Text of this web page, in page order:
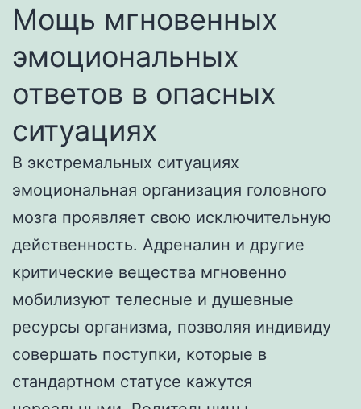
Мощь мгновенных
эмоциональных
ответов в опасных
ситуациях
В экстремальных ситуациях
эмоциональная организация головного
мозга проявляет свою исключительную
действенность. Адреналин и другие
критические вещества мгновенно
мобилизуют телесные и душевные
ресурсы организма, позволяя индивиду
совершать поступки, которые в
стандартном статусе кажутся